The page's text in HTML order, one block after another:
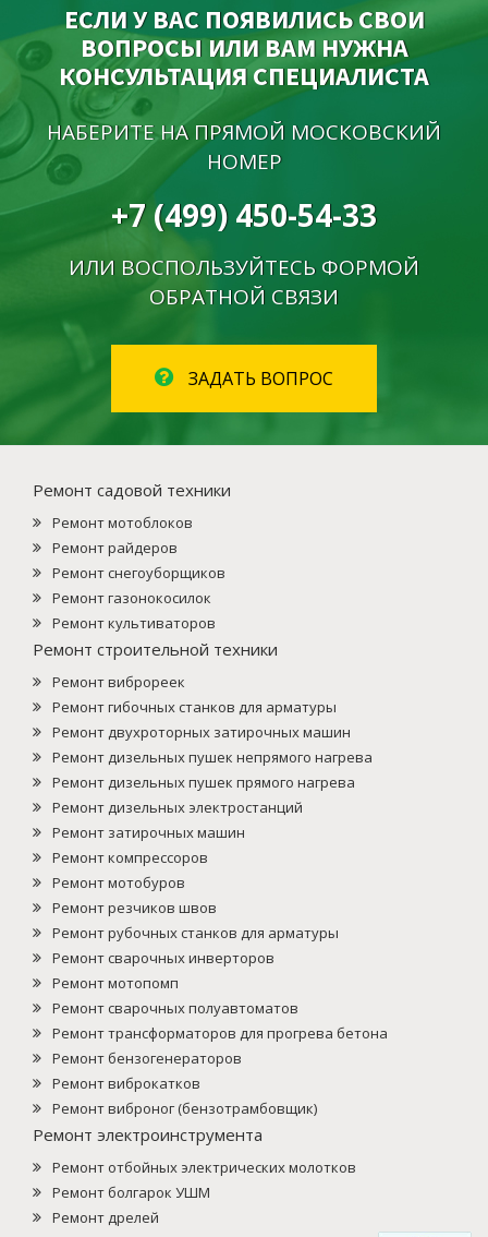
ЕСЛИ У ВАС ПОЯВИЛИСЬ СВОИ
ВОПРОСЫ ИЛИ ВАМ НУЖНА
КОНСУЛЬТАЦИЯ СПЕЦИАЛИСТА
НАБЕРИТЕ НА ПРЯМОЙ МОСКОВСКИЙ
НОМЕР
+7 (499) 450-54-33
ИЛИ ВОСПОЛЬЗУЙТЕСЬ ФОРМОЙ
ОБРАТНОЙ СВЯЗИ
ЗАДАТЬ ВОПРОС
Ремонт садовой техники
Ремонт мотоблоков
Ремонт райдеров
Ремонт снегоуборщиков
Ремонт газонокосилок
Ремонт культиваторов
Ремонт строительной техники
Ремонт виброреек
Ремонт гибочных станков для арматуры
Ремонт двухроторных затирочных машин
Ремонт дизельных пушек непрямого нагрева
Ремонт дизельных пушек прямого нагрева
Ремонт дизельных электростанций
Ремонт затирочных машин
Ремонт компрессоров
Ремонт мотобуров
Ремонт резчиков швов
Ремонт рубочных станков для арматуры
Ремонт сварочных инверторов
Ремонт мотопомп
Ремонт сварочных полуавтоматов
Ремонт трансформаторов для прогрева бетона
Ремонт бензогенераторов
Ремонт виброкатков
Ремонт виброног (бензотрамбовщик)
Ремонт электроинструмента
Ремонт отбойных электрических молотков
Ремонт болгарок УШМ
Ремонт дрелей